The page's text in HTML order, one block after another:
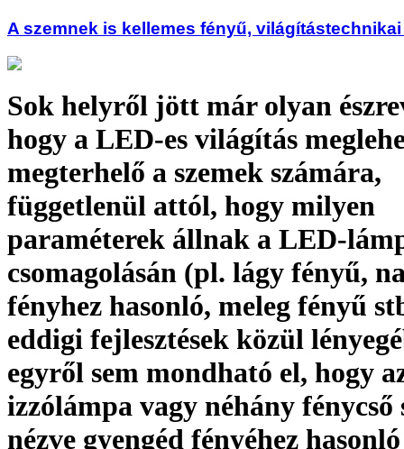
A szemnek is kellemes fényű, világítástechnikai
Sok helyről jött már olyan
hogy a LED-es világítás
megterhelő a szemek számára,
függetlenül attól, hogy milyen
paraméterek állnak a LED-
csomagolásán (pl. lágy fényű,
fényhez hasonló, meleg fényű
eddigi fejlesztések közül
egyről sem mondható el, hogy
izzólámpa vagy néhány fénycső
nézve gyengéd fényéhez hasonló